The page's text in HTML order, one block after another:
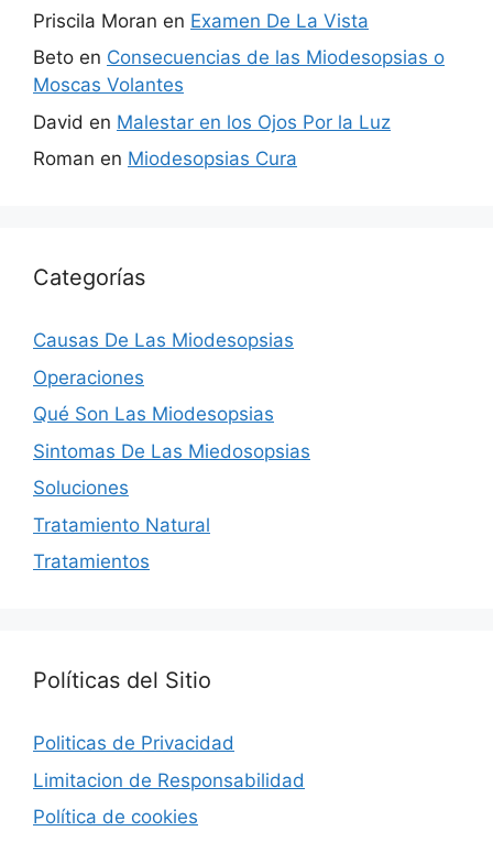
Priscila Moran en Examen De La Vista
Beto en Consecuencias de las Miodesopsias o
Moscas Volantes
David en Malestar en los Ojos Por la Luz
Roman en Miodesopsias Cura
Categorías
Causas De Las Miodesopsias
Operaciones
Qué Son Las Miodesopsias
Sintomas De Las Miedosopsias
Soluciones
Tratamiento Natural
Tratamientos
Políticas del Sitio
Politicas de Privacidad
Limitacion de Responsabilidad
Política de cookies